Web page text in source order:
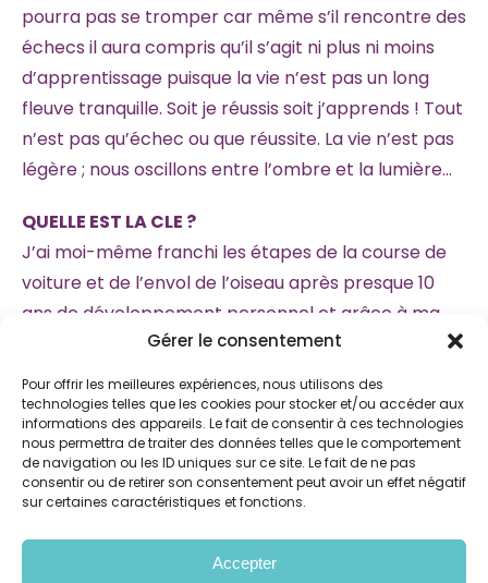
Gérer le consentement
Pour offrir les meilleures expériences, nous utilisons des
technologies telles que les cookies pour stocker et/ou accéder aux
informations des appareils. Le fait de consentir à ces technologies
nous permettra de traiter des données telles que le comportement
de navigation ou les ID uniques sur ce site. Le fait de ne pas
consentir ou de retirer son consentement peut avoir un effet négatif
sur certaines caractéristiques et fonctions.
Accepter
pourra pas se tromper car même s’il rencontre des
échecs il aura compris qu’il s’agit ni plus ni moins
d’apprentissage puisque la vie n’est pas un long
fleuve tranquille. Soit je réussis soit j’apprends ! Tout
n’est pas qu’échec ou que réussite. La vie n’est pas
légère ; nous oscillons entre l’ombre et la lumière…
QUELLE EST LA CLE ?
J’ai moi-même franchi les étapes de la course de
voiture et de l’envol de l’oiseau après presque 10
ans de développement personnel et grâce à ma
formation de coaching. Je peux vous avouer que je
reviens de loin ; la corde faisait beaucoup beaucoup
de tours autour de moi… et j’ai réussi !
Ma vie a changé car ma conscience s’est
totalement élargie. Et ce changement de vie est
venu de l’intérieur. Mes situations personnelle et
Et c’est pourquoi je fais ce métier car je connais